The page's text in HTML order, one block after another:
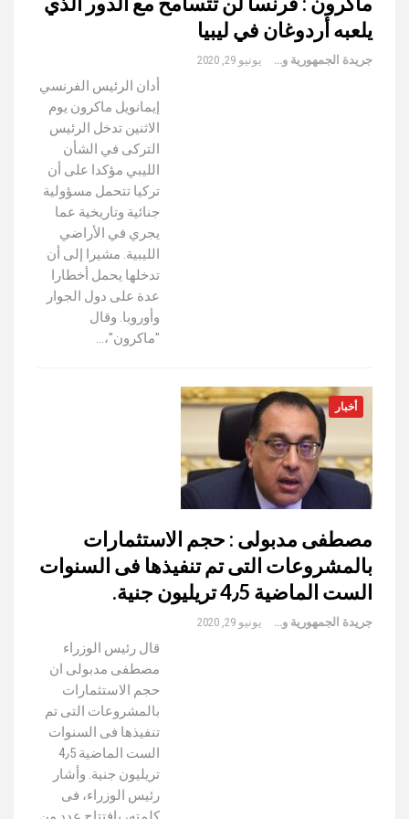
يلعبه أردوغان في ليبيا
جريدة الجمهورية والعالم يونيو 29, 2020
أدان الرئيس الفرنسي
إيمانويل ماكرون يوم
الاثنين تدخل الرئيس
التركى في الشأن
الليبي مؤكدا على أن
تركيا تتحمل مسؤولية
جنائية وتاريخية عما
يجري في الأراضي
الليبية. مشيرا إلى أن
تدخلها يحمل أخطارا
عدة على دول الجوار
وأوروبا. وقال
"ماكرون"،…
أخبار
مصطفى مدبولى : حجم الاستثمارات
بالمشروعات التى تم تنفيذها فى السنوات
الست الماضية 4٫5 تريليون جنية.
جريدة الجمهورية والعالم يونيو 29, 2020
قال رئيس الوزراء
مصطفى مدبولى ان
حجم الاستثمارات
بالمشروعات التى تم
تنفيذها فى السنوات
الست الماضية 4٫5
تريليون جنية. وأشار
رئيس الوزراء، فى